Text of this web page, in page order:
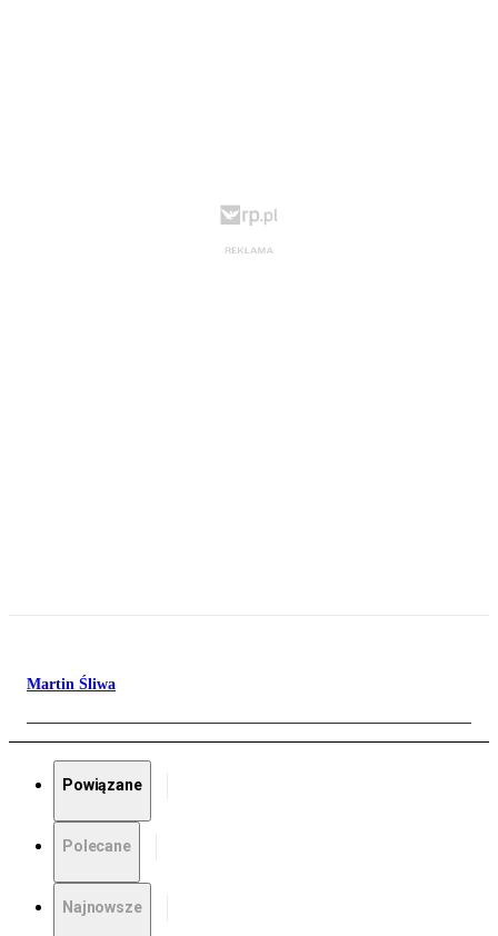
Martin Śliwa
Powiązane
Polecane
Najnowsze